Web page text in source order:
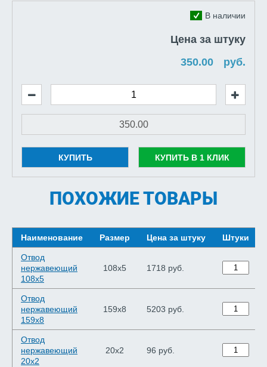
В наличии
Цена за штуку
руб.
КУПИТЬ КУПИТЬ В 1 КЛИК
ПОХОЖИЕ ТОВАРЫ
Наименование Размер Цена за штуку Штуки
Отвод
нержавеющий
108х5
108х5 1718 руб.
Отвод
нержавеющий
159х8
159х8 5203 руб.
Отвод
нержавеющий
20х2
20х2 96 руб.